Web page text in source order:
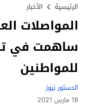
الرئيسية الأخبار
المواصلات
ساهمت في
للمواطنين
الدستور نيوز
18 مارس 2021